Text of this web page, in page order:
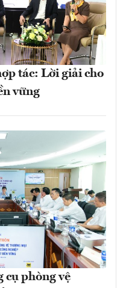
tác: Lời giải cho
vững
cụ phòng vệ